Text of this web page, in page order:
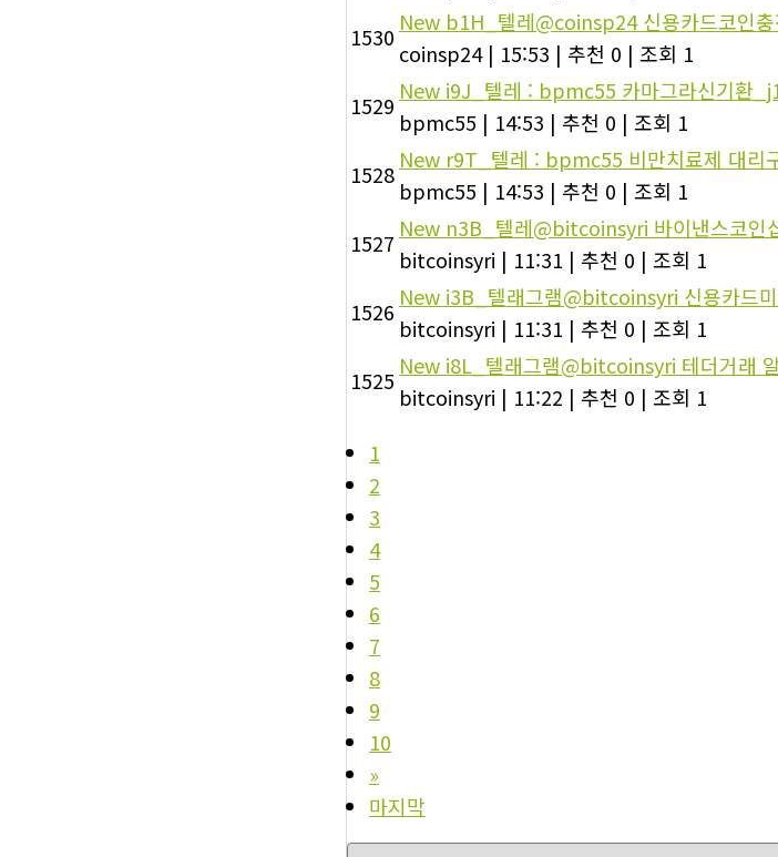
1530
New b1H_텔레@coinsp24 신용카드코인
coinsp24 | 15:53 | 추천 0 | 조회 1
1529
New i9J_텔레 : bpmc55 카마그라신기환
bpmc55 | 14:53 | 추천 0 | 조회 1
1528
New r9T_텔레 : bpmc55 비만치료제 대리
bpmc55 | 14:53 | 추천 0 | 조회 1
1527
New n3B_텔레@bitcoinsyri 바이낸스코인
bitcoinsyri | 11:31 | 추천 0 | 조회 1
1526
New i3B_텔래그램@bitcoinsyri 신용카드
bitcoinsyri | 11:31 | 추천 0 | 조회 1
1525
New i8L_텔래그램@bitcoinsyri 테더거래
bitcoinsyri | 11:22 | 추천 0 | 조회 1
1
2
3
4
5
6
7
8
9
10
»
마지막